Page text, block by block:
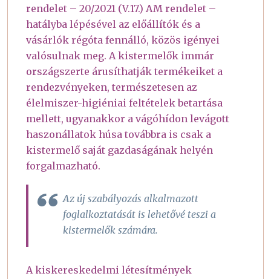
rendelet – 20/2021 (V.17.) AM rendelet –
hatályba lépésével az előállítók és a
vásárlók régóta fennálló, közös igényei
valósulnak meg. A kistermelők immár
országszerte árusíthatják termékeiket a
rendezvényeken, természetesen az
élelmiszer-higiéniai feltételek betartása
mellett, ugyanakkor a vágóhídon levágott
haszonállatok húsa továbbra is csak a
kistermelő saját gazdaságának helyén
forgalmazható.
Az új szabályozás alkalmazott
foglalkoztatását is lehetővé teszi a
kistermelők számára.
A kiskereskedelmi létesítmények